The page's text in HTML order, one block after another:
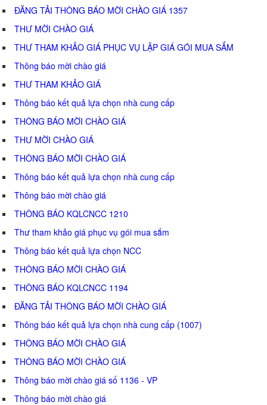
ĐĂNG TẢI THÔNG BÁO MỜI CHÀO GIÁ 1357
THƯ MỜI CHÀO GIÁ
THƯ THAM KHẢO GIÁ PHỤC VỤ LẬP GIÁ GÓI MUA SẮM
Thông báo mời chào giá
THƯ THAM KHẢO GIÁ
Thông báo kết quả lựa chọn nhà cung cấp
THÔNG BÁO MỜI CHÀO GIÁ
THƯ MỜI CHÀO GIÁ
THÔNG BÁO MỜI CHÀO GIÁ
Thông báo kết quả lựa chọn nhà cung cấp
Thông báo mời chào giá
THÔNG BÁO KQLCNCC 1210
Thư tham khảo giá phục vụ gói mua sắm
Thông báo kết quả lựa chọn NCC
THÔNG BÁO MỜI CHÀO GIÁ
THÔNG BÁO KQLCNCC 1194
ĐĂNG TẢI THÔNG BÁO MỜI CHÀO GIÁ
Thông báo kết quả lựa chọn nhà cung cấp (1007)
THÔNG BÁO MỜI CHÀO GIÁ
THÔNG BÁO MỜI CHÀO GIÁ
Thông báo mời chào giá số 1136 - VP
Thông báo mời chào giá